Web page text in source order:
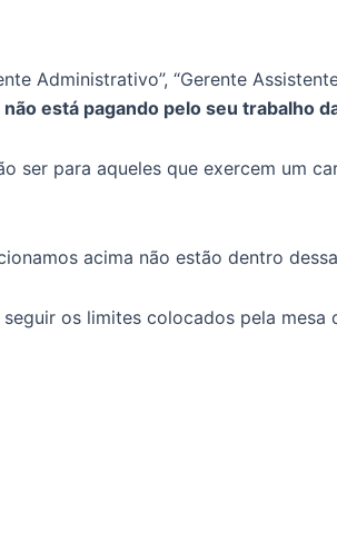
Administrativo”, “Gerente
está pagando pelo seu trabalho
ser para aqueles que exercem um
acima não estão dentro
seguir os limites colocados pela